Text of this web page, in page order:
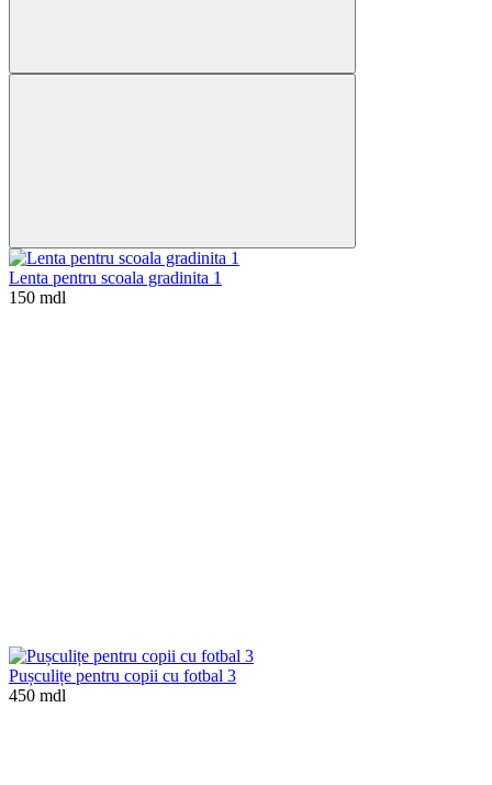
Lenta pentru scoala gradinita 1
150 mdl
Pușculițe pentru copii cu fotbal 3
450 mdl